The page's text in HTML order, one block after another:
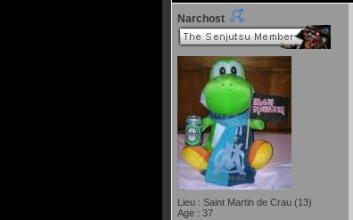
Narchost
Lieu : Saint Martin de Crau (13)
Age : 37